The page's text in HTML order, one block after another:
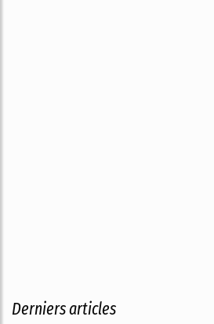
Derniers articles